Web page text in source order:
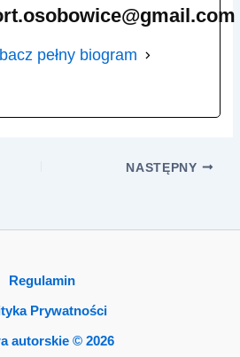
pełny biogram
NASTĘPNY
Regulamin
Prywatności
autorskie © 2026